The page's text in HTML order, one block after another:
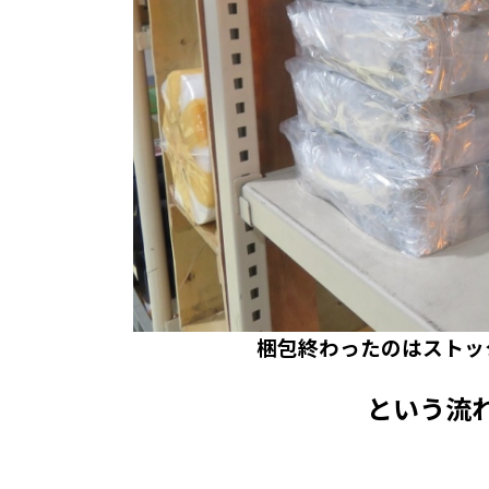
梱包終わったのはスト
という流